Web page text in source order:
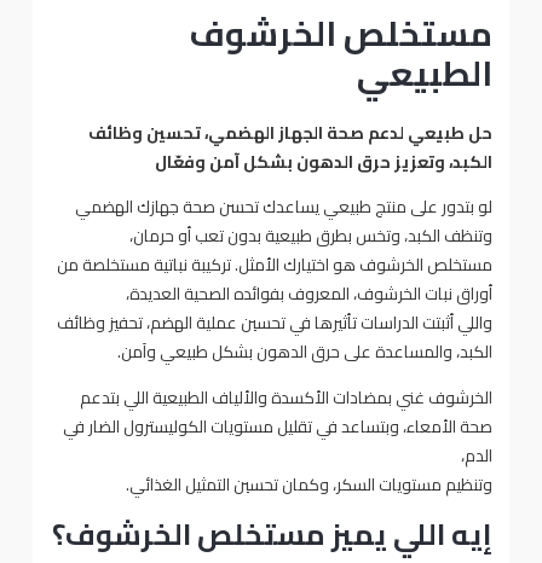
مستخلص الخرشوف
الطبيعي
حل طبيعي لدعم صحة الجهاز الهضمي، تحسين وظائف
الكبد، وتعزيز حرق الدهون بشكل آمن وفعّال
لو بتدور على منتج طبيعي يساعدك تحسن صحة جهازك الهضمي
وتنظف الكبد، وتخس بطرق طبيعية بدون تعب أو حرمان،
مستخلص الخرشوف هو اختيارك الأمثل. تركيبة نباتية مستخلصة من
أوراق نبات الخرشوف، المعروف بفوائده الصحية العديدة،
واللي أثبتت الدراسات تأثيرها في تحسين عملية الهضم، تحفيز وظائف
الكبد، والمساعدة على حرق الدهون بشكل طبيعي وآمن.
الخرشوف غني بمضادات الأكسدة والألياف الطبيعية اللي بتدعم
صحة الأمعاء، وبتساعد في تقليل مستويات الكوليسترول الضار في
الدم،
وتنظيم مستويات السكر، وكمان تحسين التمثيل الغذائي.
إيه اللي يميز مستخلص الخرشوف؟